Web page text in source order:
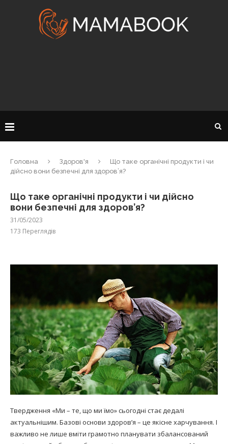
Головна Здоров'я
Що таке органічні продукти і чи
дійсно вони безпечні для здоров’я?
Що таке органічні продукти і чи дійсно
вони безпечні для здоров’я?
31/05/2023
173 Переглядів
Твердження «Ми – те, що ми їмо» сьогодні стає дедалі
актуальнішим. Базові основи здоров’я – це якісне харчування. І
важливо не лише вміти грамотно планувати збалансований